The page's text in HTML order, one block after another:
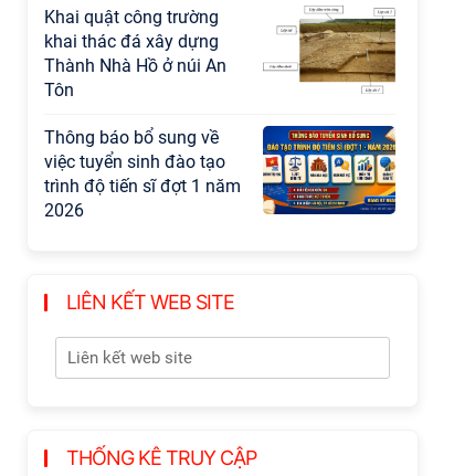
Khai quật công trường
khai thác đá xây dựng
Thành Nhà Hồ ở núi An
Tôn
Thông báo bổ sung về
việc tuyển sinh đào tạo
trình độ tiến sĩ đợt 1 năm
2026
LIÊN KẾT WEB SITE
THỐNG KÊ TRUY CẬP